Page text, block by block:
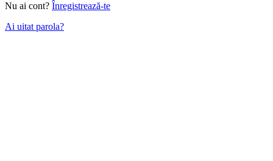
Nu ai cont? Înregistrează-te
Ai uitat parola?